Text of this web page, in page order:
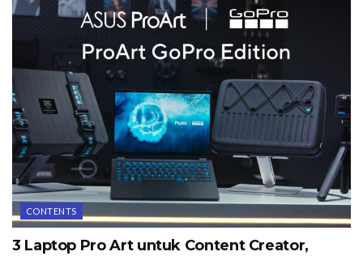
CONTENTS
3 Laptop Pro Art untuk Content Creator,